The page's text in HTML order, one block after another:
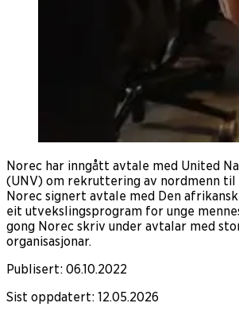
Norec har inngått avtale med United
(UNV) om rekruttering av nordmenn til
Norec signert avtale med Den
eit utvekslingsprogram for unge
gong Norec skriv under avtalar med
organisasjonar.
Publisert: 06.10.2022
Sist oppdatert: 12.05.2026